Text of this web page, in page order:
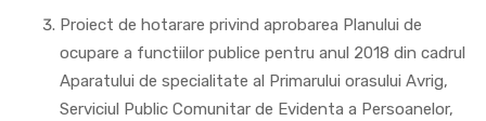
Proiect de hotarare privind aprobarea Planului de
ocupare a functiilor publice pentru anul 2018 din cadrul
Aparatului de specialitate al Primarului orasului Avrig,
Serviciul Public Comunitar de Evidenta a Persoanelor,